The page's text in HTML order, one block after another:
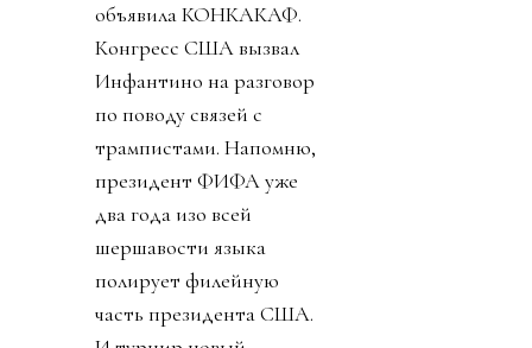
объявила КОНКАКАФ.
Конгресс США вызвал
Инфантино на разговор
по поводу связей с
трампистами. Напомню,
президент ФИФА уже
два года изо всей
шершавости языка
полирует филейную
часть президента США.